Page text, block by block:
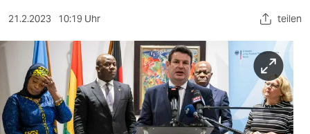
sport
berlin
nord
wahrheit
21.2.2023 10:19 Uhr teilen